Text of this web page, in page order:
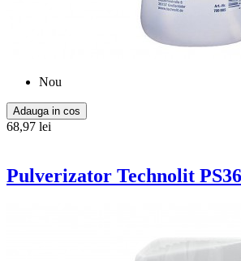
Nou
Adauga in cos
68,97 lei
Pulverizator Technolit